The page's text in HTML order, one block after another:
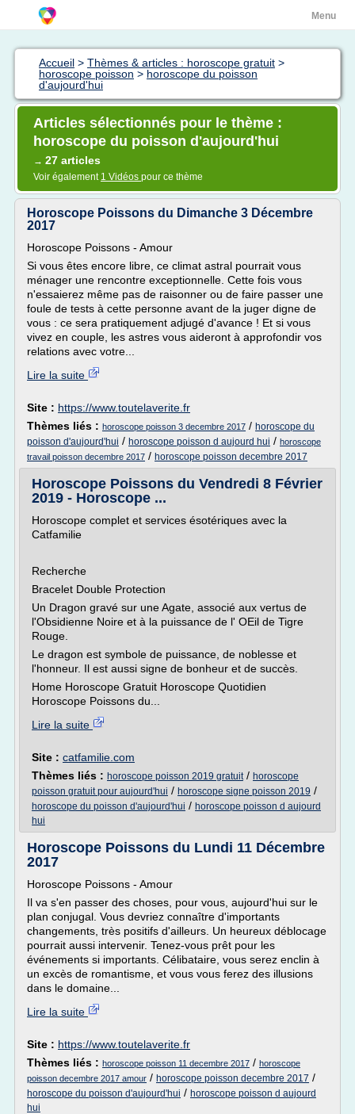
Menu
Accueil > Thèmes & articles : horoscope gratuit >
horoscope poisson > horoscope du poisson
d'aujourd'hui
Articles sélectionnés pour le thème :
horoscope du poisson d'aujourd'hui
→ 27 articles
Voir également 1 Vidéos pour ce thème
Horoscope Poissons du Dimanche 3 Décembre
2017
Horoscope Poissons - Amour
Si vous êtes encore libre, ce climat astral pourrait vous
ménager une rencontre exceptionnelle. Cette fois vous
n'essaierez même pas de raisonner ou de faire passer une
foule de tests à cette personne avant de la juger digne de
vous : ce sera pratiquement adjugé d'avance ! Et si vous
vivez en couple, les astres vous aideront à approfondir vos
relations avec votre...
Lire la suite
Site : https://www.toutelaverite.fr
Thèmes liés : horoscope poisson 3 decembre 2017 / horoscope du
poisson d'aujourd'hui / horoscope poisson d aujourd hui / horoscope
travail poisson decembre 2017 / horoscope poisson decembre 2017
Horoscope Poissons du Vendredi 8 Février
2019 - Horoscope ...
Horoscope complet et services ésotériques avec la
Catfamilie
Recherche
Bracelet Double Protection
Un Dragon gravé sur une Agate, associé aux vertus de
l'Obsidienne Noire et à la puissance de l' OEil de Tigre
Rouge.
Le dragon est symbole de puissance, de noblesse et
l'honneur. Il est aussi signe de bonheur et de succès.
Home Horoscope Gratuit Horoscope Quotidien
Horoscope Poissons du...
Lire la suite
Site : catfamilie.com
Thèmes liés : horoscope poisson 2019 gratuit/ horoscope
poisson gratuit pour aujourd'hui / horoscope signe poisson 2019 /
horoscope du poisson d'aujourd'hui / horoscope poisson d aujourd
hui
Horoscope Poissons du Lundi 11 Décembre
2017
Horoscope Poissons - Amour
Il va s'en passer des choses, pour vous, aujourd'hui sur le
plan conjugal. Vous devriez connaître d'importants
changements, très positifs d'ailleurs. Un heureux déblocage
pourrait aussi intervenir. Tenez-vous prêt pour les
événements si importants. Célibataire, vous serez enclin à
un excès de romantisme, et vous vous ferez des illusions
dans le domaine...
Lire la suite
Site : https://www.toutelaverite.fr
Thèmes liés : horoscope poisson 11 decembre 2017 / horoscope
poisson decembre 2017 amour / horoscope poisson decembre 2017 /
horoscope du poisson d'aujourd'hui / horoscope poisson d aujourd
hui